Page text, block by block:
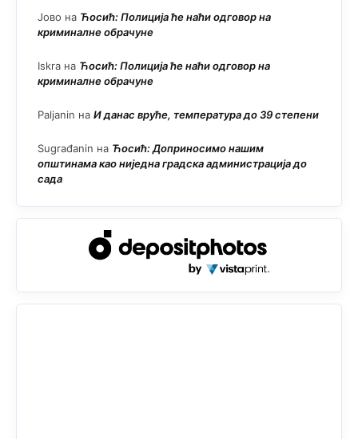
Јово на Ћосић: Полиција ће наћи одговор на
криминалне обрачуне
Iskra на Ћосић: Полиција ће наћи одговор на
криминалне обрачуне
Paljanin на И данас вруће, температура до 39 степени
Sugrađanin на Ћосић: Доприносимо нашим
општинама као ниједна градска администрација до
сада